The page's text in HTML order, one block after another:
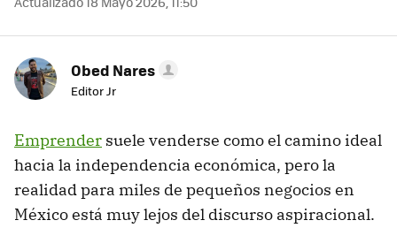
Obed Nares
Editor Jr
Emprender suele venderse como el camino ideal
hacia la independencia económica, pero la
realidad para miles de pequeños negocios en
México está muy lejos del discurso aspiracional.